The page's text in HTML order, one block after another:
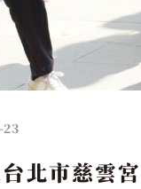
23
北市慈雲宮